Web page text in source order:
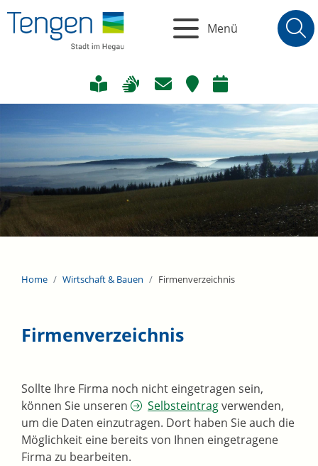
Menü
Home Wirtschaft & Bauen Firmenverzeichnis
Firmenverzeichnis
Sollte Ihre Firma noch nicht eingetragen sein,
können Sie unseren
Selbsteintragverwenden,
um die Daten einzutragen. Dort haben Sie auch die
Möglichkeit eine bereits von Ihnen eingetragene
Firma zu bearbeiten.